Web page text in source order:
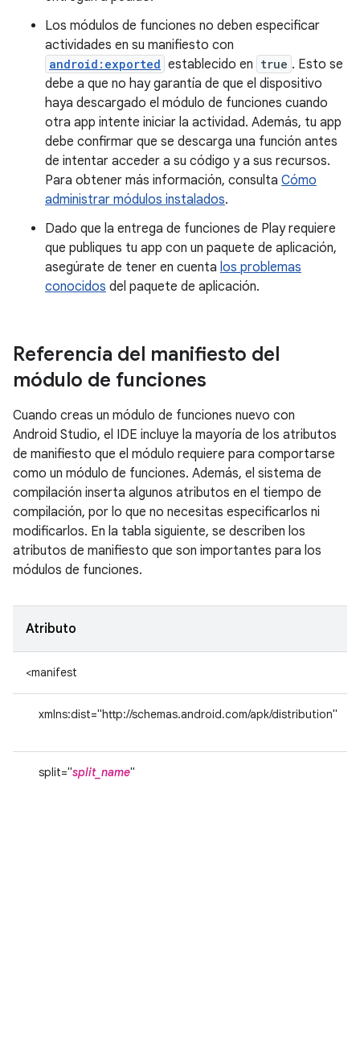
Los módulos de funciones no deben especificar
actividades en su manifiesto con
android:exported establecido en true . Esto se
debe a que no hay garantía de que el dispositivo
haya descargado el módulo de funciones cuando
otra app intente iniciar la actividad. Además, tu app
debe confirmar que se descarga una función antes
de intentar acceder a su código y a sus recursos.
Para obtener más información, consulta Cómo
administrar módulos instalados.
Dado que la entrega de funciones de Play requiere
que publiques tu app con un paquete de aplicación,
asegúrate de tener en cuenta los problemas
conocidos del paquete de aplicación.
Referencia del manifiesto del
módulo de funciones
Cuando creas un módulo de funciones nuevo con
Android Studio, el IDE incluye la mayoría de los atributos
de manifiesto que el módulo requiere para comportarse
como un módulo de funciones. Además, el sistema de
compilación inserta algunos atributos en el tiempo de
compilación, por lo que no necesitas especificarlos ni
modificarlos. En la tabla siguiente, se describen los
atributos de manifiesto que son importantes para los
módulos de funciones.
Atributo
<manifest
xmlns:dist="http://schemas.android.com/apk/distribution"
split="split_name"